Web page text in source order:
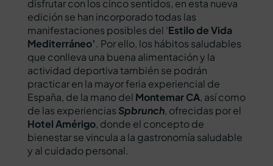
disfrutar con los cinco sentidos, en esta nueva
edición se han incorporado todas las
manifestaciones posibles del ‘Estilo de Vida
Mediterráneo’. Por ello, los hábitos saludables
que conlleva una buena alimentación y la
actividad deportiva también se podrán
practicar en la mayor feria experiencial de
España, de la mano del Montemar CA, así como
de las experiencias Spbrunch, ofrecidas por el
Hotel Amérigo, donde el concepto de
bienestar se vincula a la gastronomía saludable
y al cuidado personal.